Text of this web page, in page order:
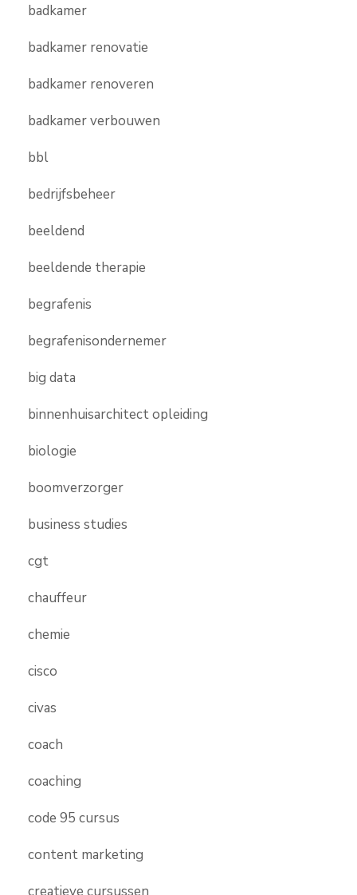
badkamer
badkamer renovatie
badkamer renoveren
badkamer verbouwen
bbl
bedrijfsbeheer
beeldend
beeldende therapie
begrafenis
begrafenisondernemer
big data
binnenhuisarchitect opleiding
biologie
boomverzorger
business studies
cgt
chauffeur
chemie
cisco
civas
coach
coaching
code 95 cursus
content marketing
creatieve cursussen